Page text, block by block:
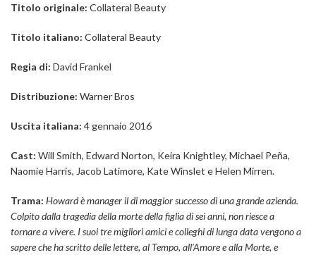
Titolo originale: Collateral Beauty
Titolo italiano: Collateral Beauty
Regia di: David Frankel
Distribuzione: Warner Bros
Uscita italiana: 4 gennaio 2016
Cast: Will Smith, Edward Norton, Keira Knightley, Michael Peña,
Naomie Harris, Jacob Latimore, Kate Winslet e Helen Mirren.
Trama: Howard è manager il di maggior successo di una grande azienda.
Colpito dalla tragedia della morte della figlia di sei anni, non riesce a
tornare a vivere. I suoi tre migliori amici e colleghi di lunga data vengono a
sapere che ha scritto delle lettere, al Tempo, all’Amore e alla Morte, e